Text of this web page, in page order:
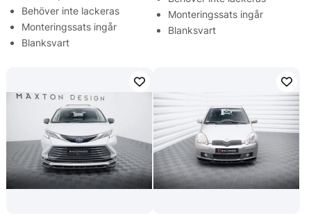
Behöver inte lackeras
Monteringssats ingår
Blanksvart
Monteringssats ingår
Blanksvart